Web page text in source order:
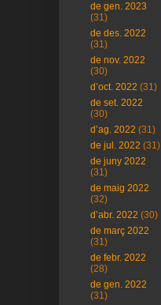
de gen. 2023
(31)
de des. 2022
(31)
de nov. 2022
(30)
d’oct. 2022 (31)
de set. 2022
(30)
d’ag. 2022 (31)
de jul. 2022 (31)
de juny 2022
(31)
de maig 2022
(32)
d’abr. 2022 (30)
de març 2022
(31)
de febr. 2022
(28)
de gen. 2022
(31)